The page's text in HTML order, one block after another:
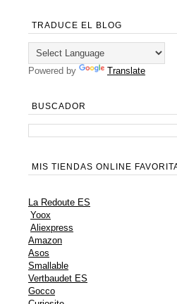
TRADUCE EL BLOG
Powered by Translate
BUSCADOR
MIS TIENDAS ONLINE
La Redoute ES
Yoox
Aliexpress
Amazon
Asos
Smallable
Vertbaudet ES
Gocco